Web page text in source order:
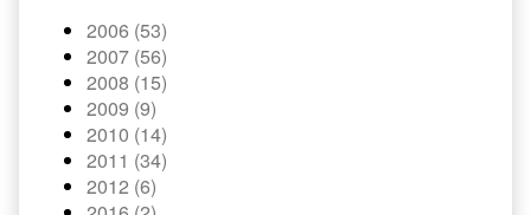
2006 (53)
2007 (56)
2008 (15)
2009 (9)
2010 (14)
2011 (34)
2012 (6)